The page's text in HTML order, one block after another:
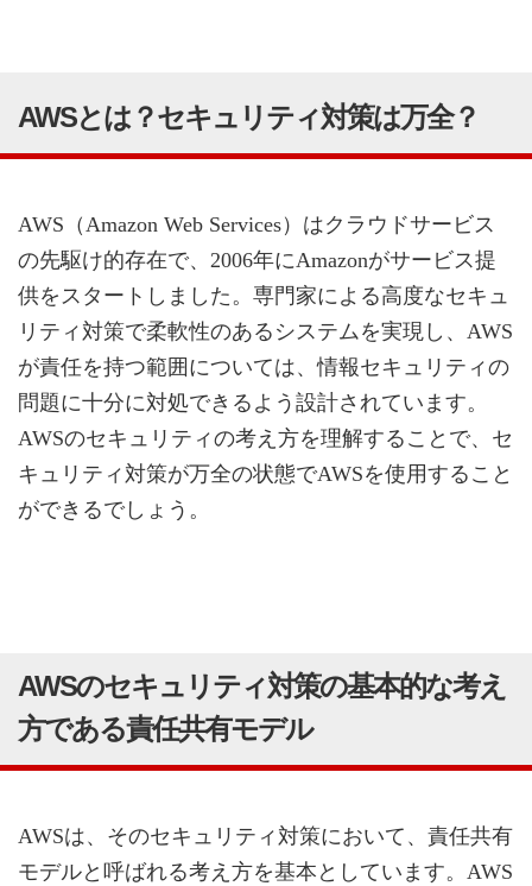
AWSとは？セキュリティ対策は万全？
AWS（Amazon Web Services）はクラウドサービス
の先駆け的存在で、2006年にAmazonがサービス提
供をスタートしました。専門家による高度なセキュ
リティ対策で柔軟性のあるシステムを実現し、AWS
が責任を持つ範囲については、情報セキュリティの
問題に十分に対処できるよう設計されています。
AWSのセキュリティの考え方を理解することで、セ
キュリティ対策が万全の状態でAWSを使用すること
ができるでしょう。
AWSのセキュリティ対策の基本的な考え
方である責任共有モデル
AWSは、そのセキュリティ対策において、責任共有
モデルと呼ばれる考え方を基本としています。AWS